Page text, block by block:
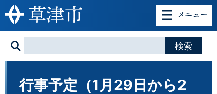
このページの本文へ移動
行事予定（1月29日から2